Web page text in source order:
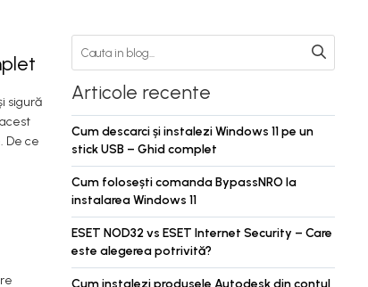
sigură
De ce
Articole recente
Cum descarci și instalezi Windows 11 pe un
stick USB – Ghid complet
Cum folosești comanda BypassNRO la
instalarea Windows 11
ESET NOD32 vs ESET Internet Security – Care
este alegerea potrivită?
Cum instalezi produsele Autodesk din contul